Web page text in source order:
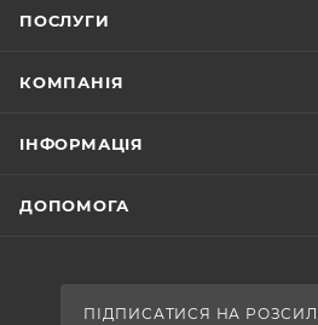
ПОСЛУГИ
КОМПАНІЯ
ІНФОРМАЦІЯ
ДОПОМОГА
ПІДПИСАТИСЯ НА